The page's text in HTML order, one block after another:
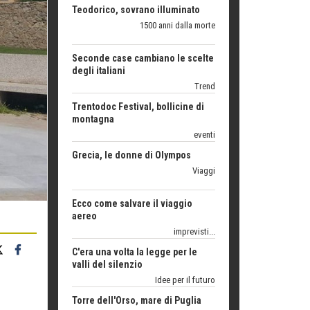
Seconde case cambiano le scelte
Trend
Trentodoc Festival, bollicine di
montagna
eventi
Grecia, le donne di Olympos
Viaggi
Ecco come salvare il viaggio
imprevisti...
C'era una volta la legge per le
Idee per il futuro
Torre dell'Orso, mare di Puglia
itinerari italiani